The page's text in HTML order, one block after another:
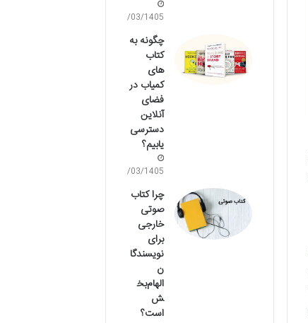
17/03/1405
چگونه به
کتاب
های
کمیاب در
فضای
آنلاین
دسترسی
یابیم؟
11/03/1405
چرا کتاب
صوتی
خارجی
برای
نویسندگا
ن
الهام‌بخ
ش
است؟